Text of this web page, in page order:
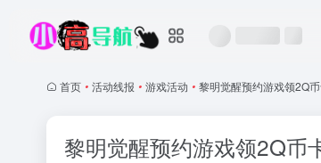
首页 • 活动线报 • 游戏活动 • 黎明觉醒预约游戏领2Q
黎明觉醒预约游戏领2Q币